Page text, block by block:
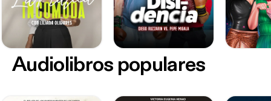
Audiolibros populares